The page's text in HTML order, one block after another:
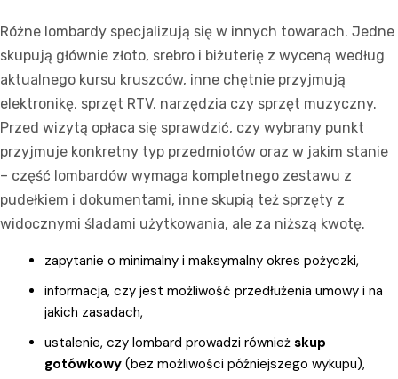
Różne lombardy specjalizują się w innych towarach. Jedne
skupują głównie złoto, srebro i biżuterię z wyceną według
aktualnego kursu kruszców, inne chętnie przyjmują
elektronikę, sprzęt RTV, narzędzia czy sprzęt muzyczny.
Przed wizytą opłaca się sprawdzić, czy wybrany punkt
przyjmuje konkretny typ przedmiotów oraz w jakim stanie
– część lombardów wymaga kompletnego zestawu z
pudełkiem i dokumentami, inne skupią też sprzęty z
widocznymi śladami użytkowania, ale za niższą kwotę.
zapytanie o minimalny i maksymalny okres pożyczki,
informacja, czy jest możliwość przedłużenia umowy i na
jakich zasadach,
ustalenie, czy lombard prowadzi również skup
gotówkowy (bez możliwości późniejszego wykupu),